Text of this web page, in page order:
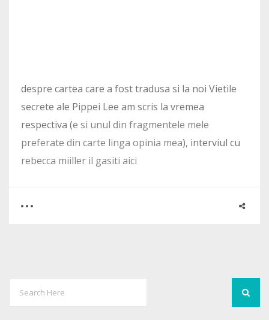
despre cartea care a fost tradusa si la noi Vietile
secrete ale Pippei Lee am scris la vremea
respectiva (e si unul din fragmentele mele
preferate din carte linga opinia mea), interviul cu
rebecca miiller il gasiti aici